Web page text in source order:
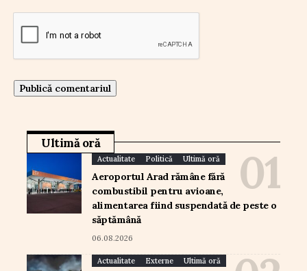
Ultimă oră
Actualitate Politică Ultimă oră
Aeroportul Arad rămâne fără
combustibil pentru avioane,
alimentarea fiind suspendată de peste o
săptămână
06.08.2026
Actualitate Externe Ultimă oră